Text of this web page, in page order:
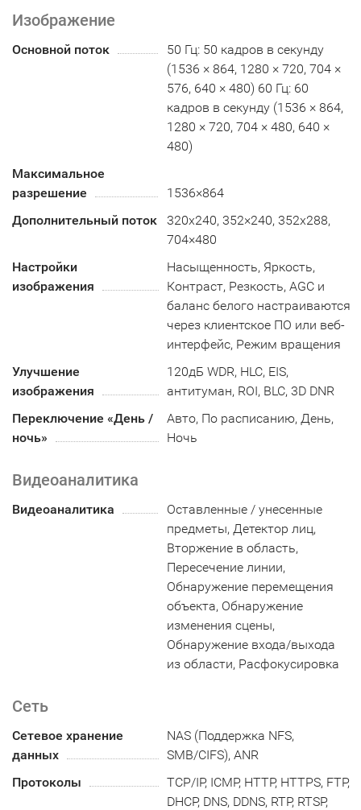
Изображение
Основной поток
50 Гц: 50 кадров в секунду
(1536 × 864, 1280 × 720, 704 ×
576, 640 × 480) 60 Гц: 60
кадров в секунду (1536 × 864,
1280 × 720, 704 × 480, 640 ×
480)
Максимальное
разрешение
1536×864
Дополнительный поток
320x240, 352×240, 352х288,
704×480
Настройки
изображения
Насыщенность, Яркость,
Контраст, Резкость, AGC и
баланс белого настраиваются
через клиентское ПО или веб-
интерфейс, Режим вращения
Улучшение
изображения
120дБ WDR, HLC, EIS,
антитуман, ROI, BLC, 3D DNR
Переключение «День /
ночь»
Авто, По расписанию, День,
Ночь
Видеоаналитика
Видеоаналитика
Оставленные / унесенные
предметы, Детектор лиц,
Вторжение в область,
Пересечение линии,
Обнаружение перемещения
объекта, Обнаружение
изменения сцены,
Обнаружение входа/выхода
из области, Расфокусировка
Сеть
Сетевое хранение
данных
NAS (Поддержка NFS,
SMB/CIFS), ANR
Протоколы
TCP/IP, ICMP, HTTP, HTTPS, FTP,
DHCP, DNS, DDNS, RTP, RTSP,